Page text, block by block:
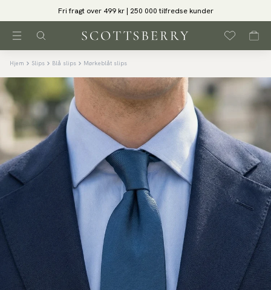
Fri fragt over 499 kr | 250 000 tilfredse kunder
Hjem Slips Blå slips Mørkeblåt slips